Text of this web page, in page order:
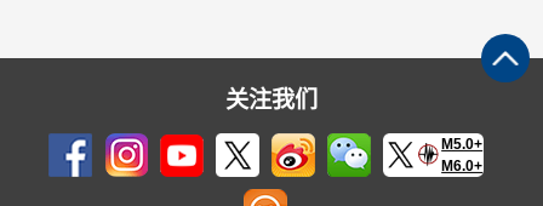
关注我们
M5.0+
M6.0+